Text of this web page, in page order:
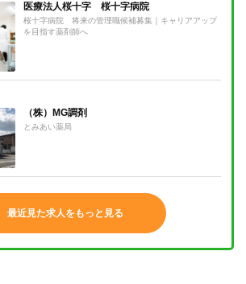
医療法人桜十字 桜十字病院
桜十字病院 将来の管理職候補募集｜キャリアアップ
を目指す薬剤師へ
（株）MG調剤
とみあい薬局
最近見た求人をもっと見る